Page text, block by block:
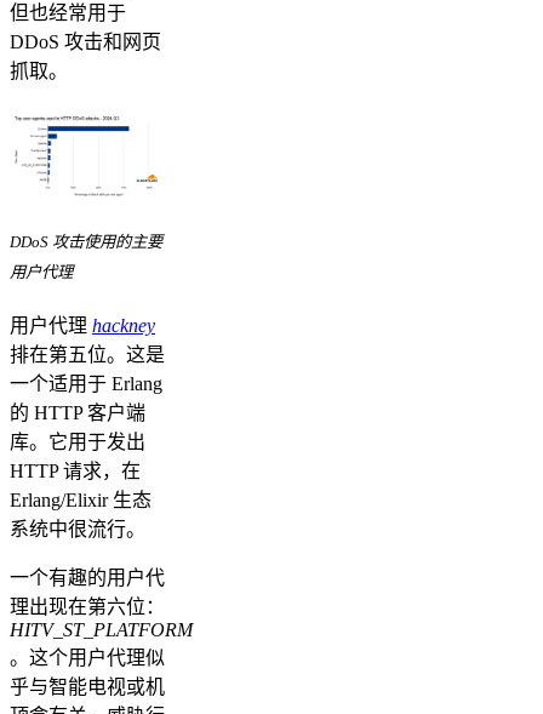
但也经常用于
DDoS 攻击和网页
抓取。
DDoS 攻击使用的主要
用户代理
用户代理 hackney
排在第五位。这是
一个适用于 Erlang
的 HTTP 客户端
库。它用于发出
HTTP 请求，在
Erlang/Elixir 生态
系统中很流行。
一个有趣的用户代
理出现在第六位：
HITV_ST_PLATFORM
。这个用户代理似
乎与智能电视或机